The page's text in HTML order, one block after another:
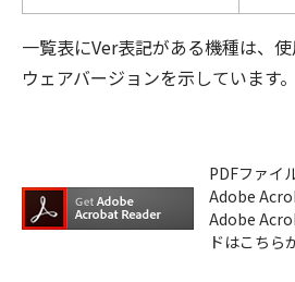
一覧表にVer表記がある機種は、
ウェアバージョンを示しています。
PDFファイ
Adobe
Adobe
ドはこちら